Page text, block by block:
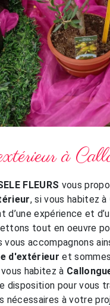
à
FLEURS vous
, si vous habitez à
d’une expérience et
tout en oeuvre
vous accompagnons
d'extérieur et
habitez à
disposition pour vous
nécessaires à votre